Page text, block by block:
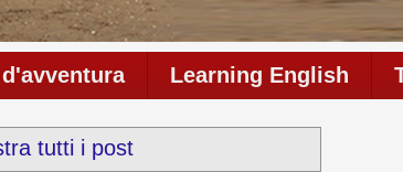
Learning English
tutti i post